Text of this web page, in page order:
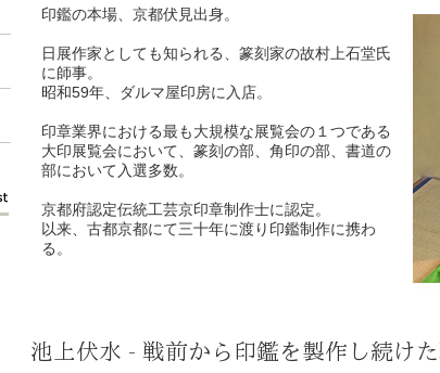
印鑑の本場、京都伏見出身。
日展作家としても知られる、篆刻家の故村上石堂氏
に師事。
昭和59年、ダルマ屋印房に入店。
印章業界における最も大規模な展覧会の１つである
大印展覧会において、篆刻の部、角印の部、書道の
部において入選多数。
京都府認定伝統工芸京印章制作士に認定。
以来、古都京都にて三十年に渡り印鑑制作に携わ
る。
池上伏水 - 戦前から印鑑を製作し続け